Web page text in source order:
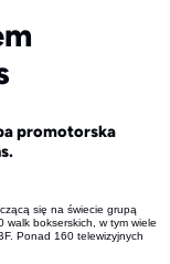
promotorska
się na świecie grupą
bokserskich, w tym wiele
Ponad 160 telewizyjnych